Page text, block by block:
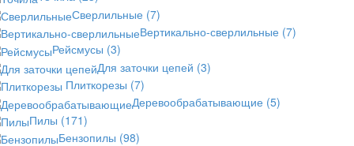
Сверлильные (7)
Вертикально-сверлильные (7)
Рейсмусы (3)
Для заточки цепей (3)
Плиткорезы (7)
Деревообрабатывающие (5)
Пилы (171)
Бензопилы (98)